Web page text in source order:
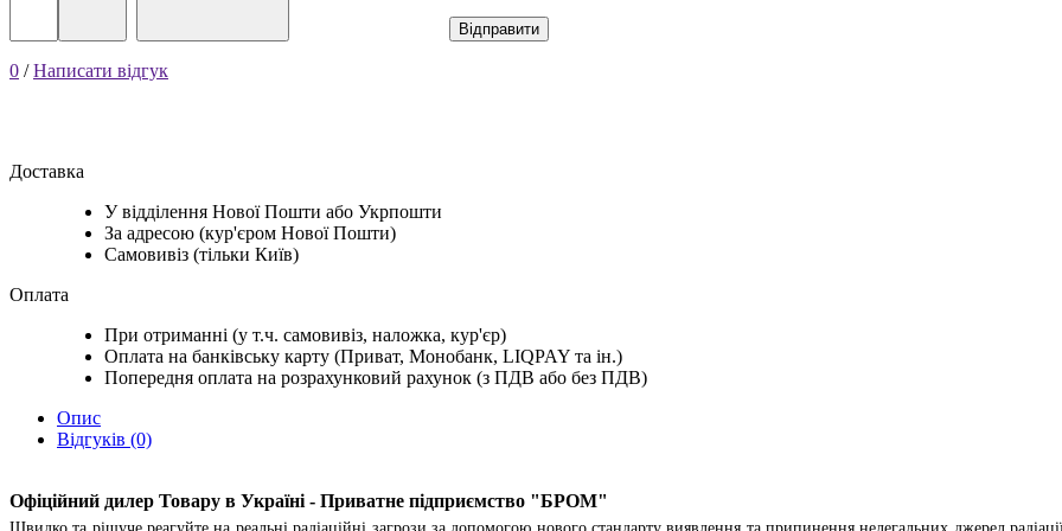
Відправити
0 /Написати відгук
Доставка
У відділення Нової Пошти або Укрпошти
За адресою (кур'єром Нової Пошти)
Самовивіз (тільки Київ)
Оплата
При отриманні (у т.ч. самовивіз, наложка, кур'єр)
Оплата на банківську карту (Приват, Монобанк, LIQPAY та ін.)
Попередня оплата на розрахунковий рахунок (з ПДВ або без ПДВ)
Опис
Відгуків (0)
Офіційний дилер Товару в Україні - Приватне підприємство "БРОМ"